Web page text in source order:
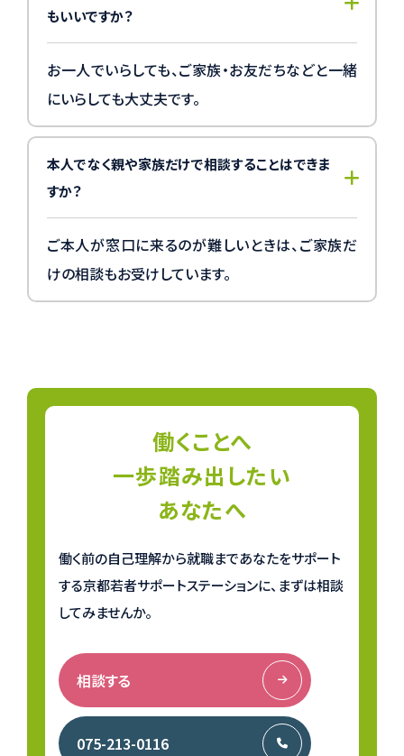
もいいですか？
お一人でいらしても、ご家族・お友だちなどと一緒
にいらしても大丈夫です。
本人でなく親や家族だけで相談することはできま
すか？
ご本人が窓口に来るのが難しいときは、ご家族だ
けの相談もお受けしています。
働くことへ
一歩踏み出したい
あなたへ
働く前の自己理解から就職まであなたをサポート
する京都若者サポートステーションに、まずは相談
してみませんか。
相談する
075-213-0116